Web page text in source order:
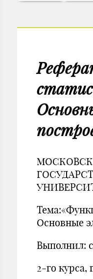
Основные
Выполнил:
2-го